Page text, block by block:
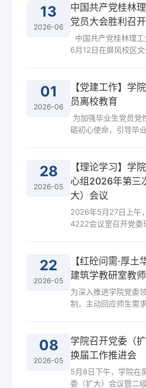
会议记录规范、纪委
开展春季学期专项督
问题导向，聚焦关键
会议、实地走访相结
核查了学院“三重一大
13
2026-06
中国共产党桂林
党员大会胜利召开
中国共产党桂林理
6月12日在屏风校区
会，预备党员代表列
副书记、院长于晓辉
向大会召开表示热烈
大会以来，土木工程
国特色社会主义思想
01
2026-06
【党建工作】学
员离校教育
为加强毕业生党员党
砺初心使命，引导毕
9401教室面向学院
专题党课学习。 党课
职业发展实际，从坚
风、严守纪律底线、
开。杨老师结合青年
望：一是坚定理想信
28
2026-05
【理论学习】学
心组2026年第三
大）会议
2026年5月27日上午
4222会议室召开党委
指导。学院党委书记
论学习中心组成员参
部书记列席会议。会
组成员分别围绕习近
谈会上的重要讲话精
22
2026-05
【红砼问需·厚
建筑学教研室教
为深入推进学院党委
制，主动回应师生需
会。学院党委领导班
全体教师参加会议。
密结合专业实际与个
衔接、团队融入发展
08
2026-05
学院召开党委（
换届工作推进会
5月8日下午，学院在
委（扩大）会议暨二